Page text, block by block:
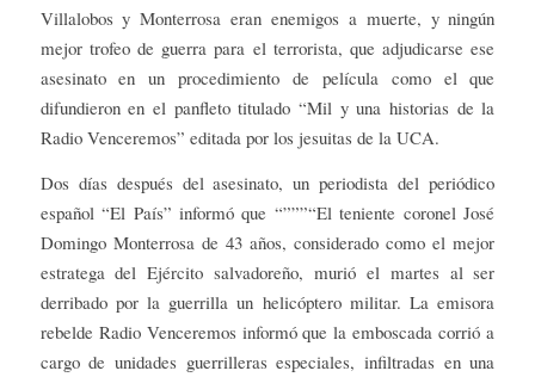
Villalobos y Monterrosa eran enemigos a muerte, y ningún
mejor trofeo de guerra para el terrorista, que adjudicarse ese
asesinato en un procedimiento de película como el que
difundieron en el panfleto titulado “Mil y una historias de la
Radio Venceremos” editada por los jesuitas de la UCA.
Dos días después del asesinato, un periodista del periódico
español “El País” informó que “”””“El teniente coronel José
Domingo Monterrosa de 43 años, considerado como el mejor
estratega del Ejército salvadoreño, murió el martes al ser
derribado por la guerrilla un helicóptero militar. La emisora
rebelde Radio Venceremos informó que la emboscada corrió a
cargo de unidades guerrilleras especiales, infiltradas en una